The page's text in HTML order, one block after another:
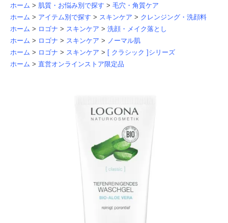
ホーム > 肌質・お悩み別で探す > 毛穴・角質ケア
ホーム > アイテム別で探す > スキンケア > クレンジング・洗顔料
ホーム > ロゴナ > スキンケア > 洗顔・メイク落とし
ホーム > ロゴナ > スキンケア > ノーマル肌
ホーム > ロゴナ > スキンケア >
[ クラシック ]シリーズ
ホーム > 直営オンラインストア限定品